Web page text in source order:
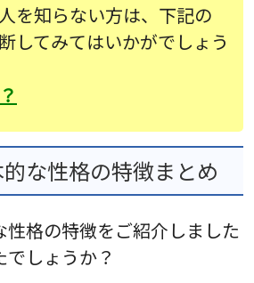
を知らない方は、下記の
してみてはいかがでしょう
な性格の特徴まとめ
格の特徴をご紹介しました
しょうか？